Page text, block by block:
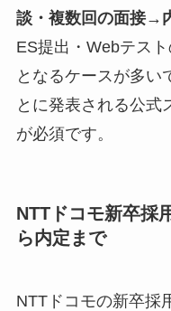
談・複数回の面接→
ES提出・Webテス
となるケースが多い
とに発表される公式
が必須です。
NTTドコモ新卒採
ら内定まで
NTTドコモの新卒採